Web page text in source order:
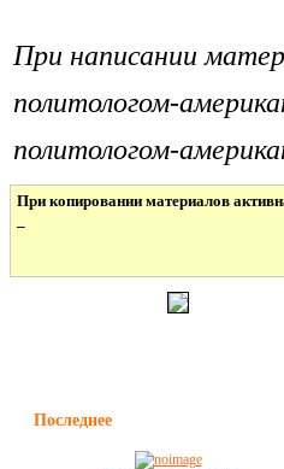
При написании
политологом-
политологом-
При копировании материалов
Последнее